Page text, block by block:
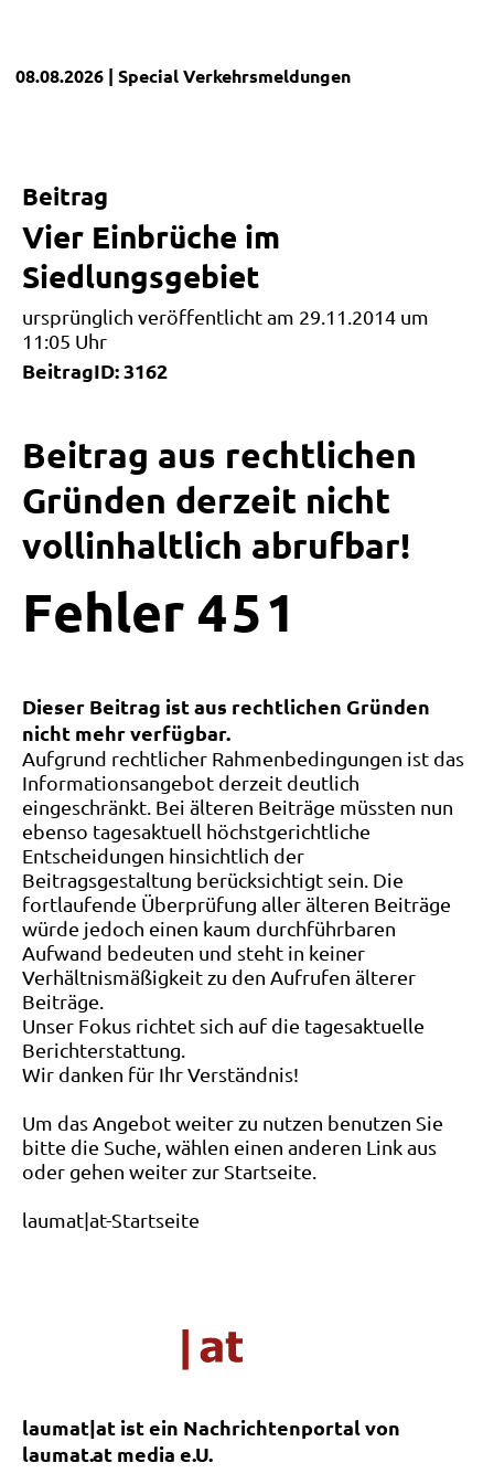
08.08.2026 | SpecialVerkehrsmeldungen
Beitrag
Vier Einbrüche im
Siedlungsgebiet
ursprünglich veröffentlicht am 29.11.2014 um
11:05 Uhr
BeitragID: 3162
Beitrag aus rechtlichen
Gründen derzeit nicht
vollinhaltlich abrufbar!
Fehler 4 5 1
Dieser Beitrag ist aus rechtlichen Gründen
nicht mehr verfügbar.
Aufgrund rechtlicher Rahmenbedingungen ist das
Informationsangebot derzeit deutlich
eingeschränkt. Bei älteren Beiträge müssten nun
ebenso tagesaktuell höchstgerichtliche
Entscheidungen hinsichtlich der
Beitragsgestaltung berücksichtigt sein. Die
fortlaufende Überprüfung aller älteren Beiträge
würde jedoch einen kaum durchführbaren
Aufwand bedeuten und steht in keiner
Verhältnismäßigkeit zu den Aufrufen älterer
Beiträge.
Unser Fokus richtet sich auf die tagesaktuelle
Berichterstattung.
Wir danken für Ihr Verständnis!
Um das Angebot weiter zu nutzen benutzen Sie
bitte die Suche, wählen einen anderen Link aus
oder gehen weiter zur Startseite.
laumat|at-Startseite
laumat|at ist ein Nachrichtenportal von
laumat.at media e.U.